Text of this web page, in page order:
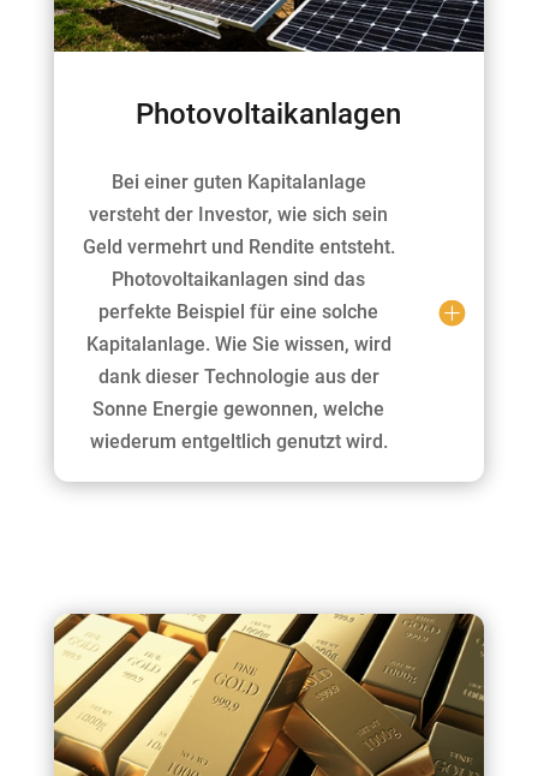
Photovoltaikanlagen
Bei einer guten Kapitalanlage
versteht der Investor, wie sich sein
Geld vermehrt und Rendite entsteht.
Photovoltaikanlagen sind das
perfekte Beispiel für eine solche
Kapitalanlage. Wie Sie wissen, wird
dank dieser Technologie aus der
Sonne Energie gewonnen, welche
wiederum entgeltlich genutzt wird.